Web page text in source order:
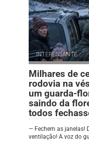
INTERESSANTE
Milhares de
rodovia na
um guarda-
saindo da
todos
— Fechem as janelas!
ventilação! A voz do